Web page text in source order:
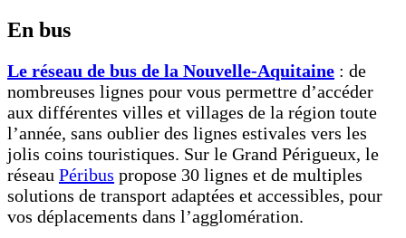
En bus
Le réseau de bus de la Nouvelle-Aquitaine : de
nombreuses lignes pour vous permettre d’accéder
aux différentes villes et villages de la région toute
l’année, sans oublier des lignes estivales vers les
jolis coins touristiques. Sur le Grand Périgueux, le
réseau Péribus propose 30 lignes et de multiples
solutions de transport adaptées et accessibles, pour
vos déplacements dans l’agglomération.